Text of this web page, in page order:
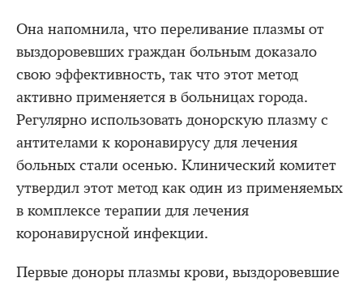
Она напомнила, что переливание плазмы от
выздоровевших граждан больным доказало
свою эффективность, так что этот метод
активно применяется в больницах города.
Регулярно использовать донорскую плазму с
антителами к коронавирусу для лечения
больных стали осенью. Клинический комитет
утвердил этот метод как один из применяемых
в комплексе терапии для лечения
коронавирусной инфекции.
Первые доноры плазмы крови, выздоровевшие